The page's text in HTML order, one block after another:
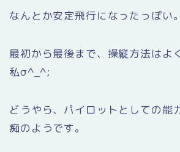
なんとか安定飛行になったっぽい。
最初から最後まで、操縦方法はよ
私σ^_^;
どうやら、パイロットとしての能
痴のようです。